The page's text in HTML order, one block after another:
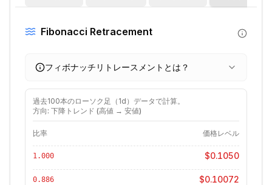
Fibonacci Retracement
フィボナッチリトレースメントとは？
過去100本のローソク足（ 1d ）データで計算。
方向: 下降トレンド (高値 → 安値)
比率 価格レベル
1.000 $0.1050
0.886 $0.10072